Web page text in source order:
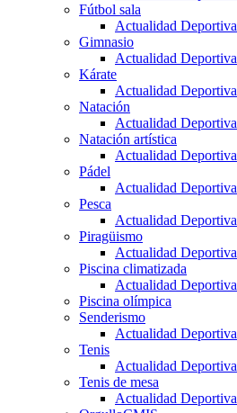
Fútbol sala
Actualidad Deportiva
Gimnasio
Actualidad Deportiva
Kárate
Actualidad Deportiva
Natación
Actualidad Deportiva
Natación artística
Actualidad Deportiva
Pádel
Actualidad Deportiva
Pesca
Actualidad Deportiva
Piragüismo
Actualidad Deportiva
Piscina climatizada
Actualidad Deportiva
Piscina olímpica
Senderismo
Actualidad Deportiva
Tenis
Actualidad Deportiva
Tenis de mesa
Actualidad Deportiva